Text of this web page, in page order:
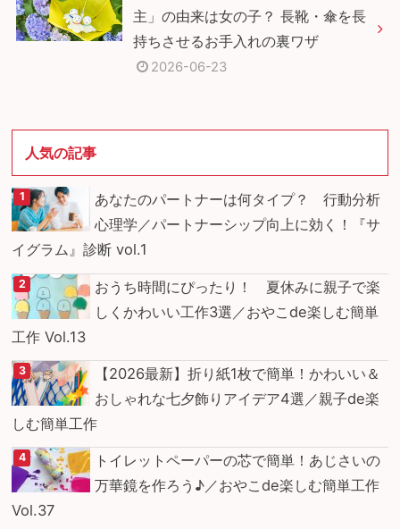
主」の由来は女の子？ 長靴・傘を長
持ちさせるお手入れの裏ワザ
2026-06-23
人気の記事
あなたのパートナーは何タイプ？ 行動分析
心理学／パートナーシップ向上に効く！『サ
イグラム』診断 vol.1
おうち時間にぴったり！ 夏休みに親子で楽
しくかわいい工作3選／おやこde楽しむ簡単
工作 Vol.13
【2026最新】折り紙1枚で簡単！かわいい＆
おしゃれな七夕飾りアイデア4選／親子de楽
しむ簡単工作
トイレットペーパーの芯で簡単！あじさいの
万華鏡を作ろう♪／おやこde楽しむ簡単工作
Vol.37